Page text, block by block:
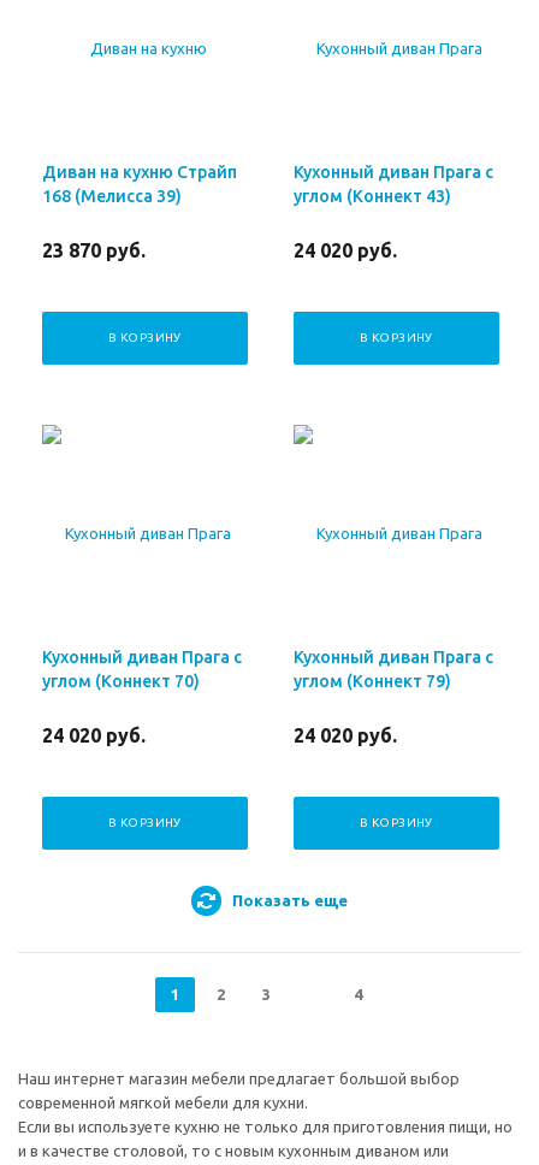
Диван на кухню Страйп
168 (Мелисса 39)
23 870 руб.
В КОРЗИНУ
Кухонный диван Прага с
углом (Коннект 43)
24 020 руб.
В КОРЗИНУ
Кухонный диван Прага с
углом (Коннект 70)
24 020 руб.
В КОРЗИНУ
Кухонный диван Прага с
углом (Коннект 79)
24 020 руб.
В КОРЗИНУ
Показать еще
1 2 3 4
Наш интернет магазин мебели предлагает большой выбор
современной мягкой мебели для кухни.
Если вы используете кухню не только для приготовления пищи, но
и в качестве столовой, то с новым кухонным диваном или